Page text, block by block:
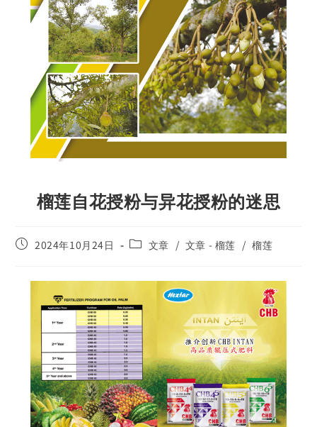
榴莲自花授粉与异花授粉的迷思
2024年10月24日 文章 / 文章 - 榴莲 / 榴莲